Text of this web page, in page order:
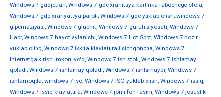
Windows 7 gadjetlari, Windows 7 gde xranitsya kartinka rabochego stola,
Windows 7 gde xranyatsya paroli, Windows 7 gde yuklab olish, windows 7
gipernaziyasi, Windows 7 gluchit, Windows 7 guruh siyosati, Windows 7
Habr, Windows 7 hayot aylanishi, Windows 7 Hot Spot, Windows 7 hozir
yuklab oling, Windows 7 ikkita klaviaturali sichqoncha, Windows 7
Internetga kirish imkoni yo'q, Windows 7 ish stoli, Windows 7 ishlamay
qoladi, Windows 7 ishlamay qoladi, Windows 7 ishlamaydi, Windows 7
ishlamoqda, windows 7 iso, Windows 7 ISO yuklab olish, Windows 7 issiq,
Windows 7 issiq klaviatura, Windows 7 jonli fon rasmi, Windows 7 josuslik